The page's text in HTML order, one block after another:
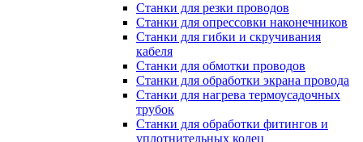
Станки для резки проводов
Станки для опрессовки наконечников
Станки для гибки и скручивания
кабеля
Станки для обмотки проводов
Станки для обработки экрана провода
Станки для нагрева термоусадочных
трубок
Станки для обработки фитингов и
уплотнительных колец